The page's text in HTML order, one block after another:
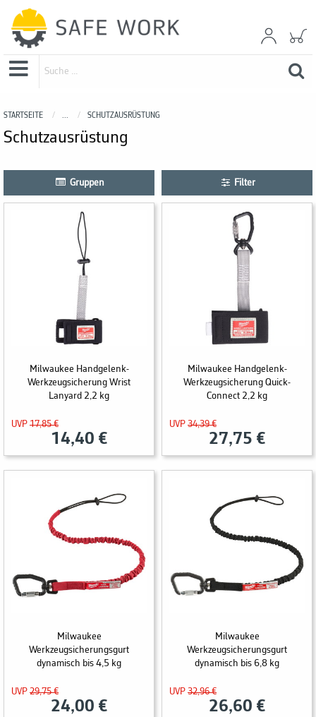
STARTSEITE ... SCHUTZAUSRÜSTUNG
Schutzausrüstung
Gruppen Filter
Milwaukee Handgelenk-
Werkzeugsicherung Wrist
Lanyard 2,2 kg
UVP 17,85 €
14,40 €
Milwaukee Handgelenk-
Werkzeugsicherung Quick-
Connect 2,2 kg
UVP 34,39 €
27,75 €
Milwaukee
Werkzeugsicherungsgurt
dynamisch bis 4,5 kg
UVP 29,75 €
24,00 €
Milwaukee
Werkzeugsicherungsgurt
dynamisch bis 6,8 kg
UVP 32,96 €
26,60 €